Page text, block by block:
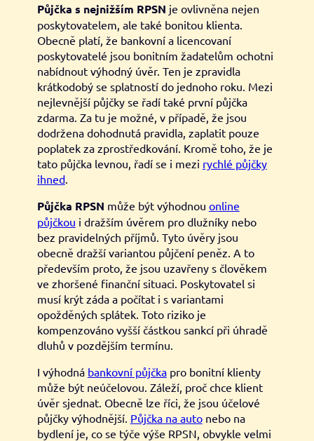
Půjčka s nejnižším RPSN je ovlivněna nejen
poskytovatelem, ale také bonitou klienta.
Obecně platí, že bankovní a licencovaní
poskytovatelé jsou bonitním žadatelům ochotni
nabídnout výhodný úvěr. Ten je zpravidla
krátkodobý se splatností do jednoho roku. Mezi
nejlevnější půjčky se řadí také první půjčka
zdarma. Za tu je možné, v případě, že jsou
dodržena dohodnutá pravidla, zaplatit pouze
poplatek za zprostředkování. Kromě toho, že je
tato půjčka levnou, řadí se i mezi rychlé půjčky
ihned.
Půjčka RPSN může být výhodnou online
půjčkou i dražším úvěrem pro dlužníky nebo
bez pravidelných příjmů. Tyto úvěry jsou
obecně dražší variantou půjčení peněz. A to
především proto, že jsou uzavřeny s člověkem
ve zhoršené finanční situaci. Poskytovatel si
musí krýt záda a počítat i s variantami
opožděných splátek. Toto riziko je
kompenzováno vyšší částkou sankcí při úhradě
dluhů v pozdějším termínu.
I výhodná bankovní půjčkapro bonitní klienty
může být neúčelovou. Záleží, proč chce klient
úvěr sjednat. Obecně lze říci, že jsou účelové
půjčky výhodnější. Půjčka na autonebo na
bydlení je, co se týče výše RPSN, obvykle velmi